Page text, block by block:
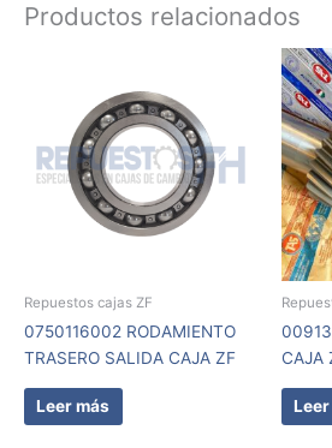
Productos relacionados
Repuestos cajas ZF
0750116002 RODAMIENTO
TRASERO SALIDA CAJA ZF
Leer más
CAJA